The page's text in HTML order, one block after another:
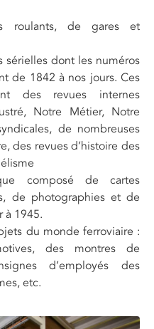
roulants, de gares et
sérielles dont les numéros
de 1842 à nos jours. Ces
des revues internes
Notre Métier, Notre
de nombreuses
des revues d’histoire des
composé de cartes
de photographies et de
à 1945.
du monde ferroviaire :
des montres de
d’employés des
etc.